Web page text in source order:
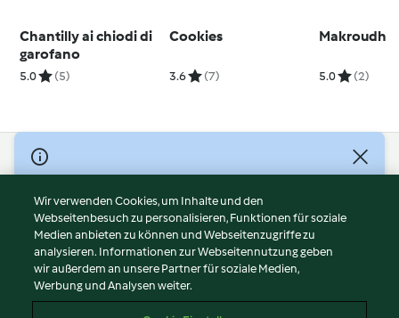
Chantilly ai chiodi di
garofano
5.0 (5)
Cookies
3.6 (7)
Makroudh
5.0 (2)
© Copyright 2026
Nutzungsbedingungen
Datenschutzrichtlinien
Disclaimer
Impressum
Cookies
Wir verwenden Cookies, um Inhalte und den
Webseitenbesuch zu personalisieren, Funktionen für soziale
Medien anbieten zu können und Webseitenzugriffe zu
analysieren. Informationen zur Webseitennutzung geben
wir außerdem an unsere Partner für soziale Medien,
Werbung und Analysen weiter.